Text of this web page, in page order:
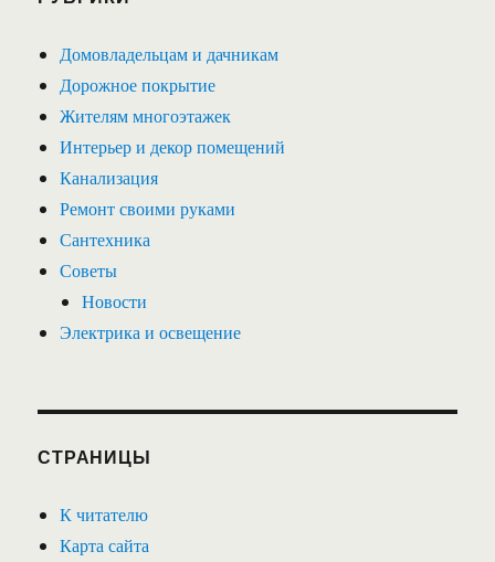
Домовладельцам и дачникам
Дорожное покрытие
Жителям многоэтажек
Интерьер и декор помещений
Канализация
Ремонт своими руками
Сантехника
Советы
Новости
Электрика и освещение
СТРАНИЦЫ
К читателю
Карта сайта